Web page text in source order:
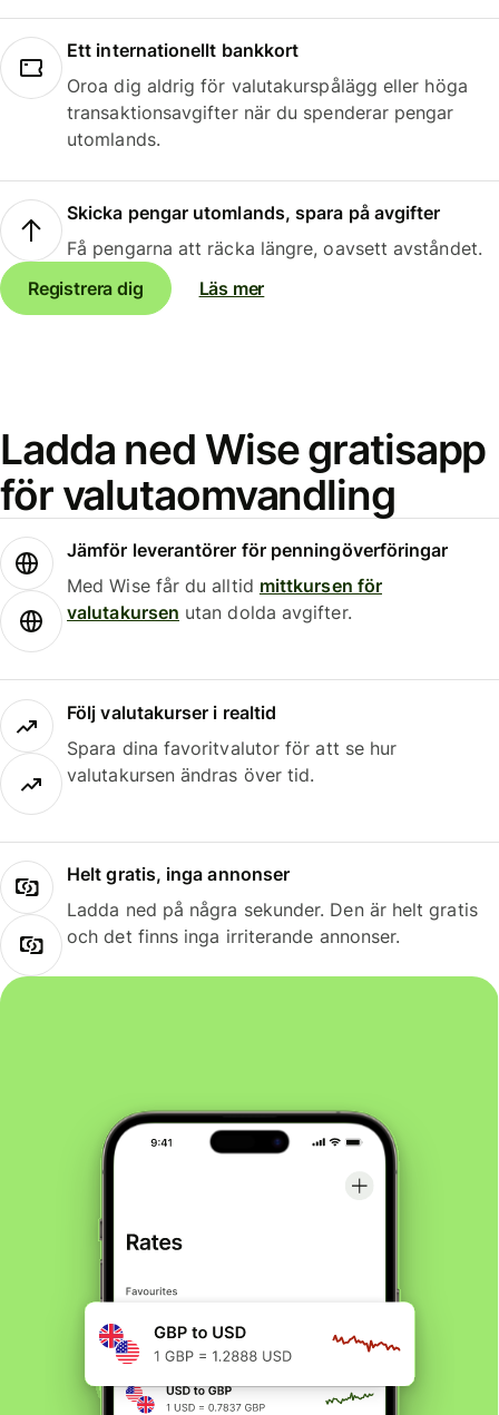
Ett internationellt bankkort
Oroa dig aldrig för valutakurspålägg eller höga
transaktionsavgifter när du spenderar pengar
utomlands.
Skicka pengar utomlands, spara på avgifter
Få pengarna att räcka längre, oavsett avståndet.
Registrera dig
Läs mer
Ladda ned Wise gratisapp
för valutaomvandling
Jämför leverantörer för penningöverföringar
Med Wise får du alltid mittkursen för
valutakursen utan dolda avgifter.
Följ valutakurser i realtid
Spara dina favoritvalutor för att se hur
valutakursen ändras över tid.
Helt gratis, inga annonser
Ladda ned på några sekunder. Den är helt gratis
och det finns inga irriterande annonser.